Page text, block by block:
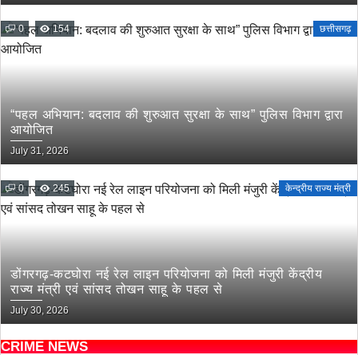
0 154 छत्तीसगढ़
“पहल अभियान: बदलाव की शुरुआत सुरक्षा के साथ” पुलिस विभाग द्वारा
आयोजित
July 31, 2026
0 245 केन्द्रीय राज्य मंत्री
डोंगरगढ़-कटघोरा नई रेल लाइन परियोजना को मिली मंजुरी केंद्रीय
राज्य मंत्री एवं सांसद तोखन साहू के पहल से
July 30, 2026
CRIME NEWS